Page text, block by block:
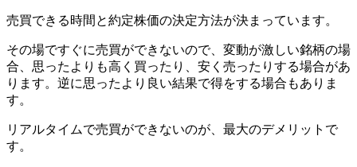
売買できる時間と約定株価の決定方法が決まっています。
その場ですぐに売買ができないので、変動が激しい銘柄の場
合、思ったよりも高く買ったり、安く売ったりする場合があ
ります。逆に思ったより良い結果で得をする場合もありま
す。
リアルタイムで売買ができないのが、最大のデメリット で
す。